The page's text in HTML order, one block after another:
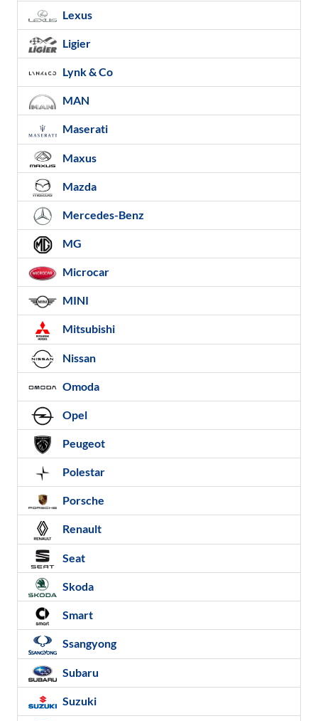
Lexus
Ligier
Lynk & Co
MAN
Maserati
Maxus
Mazda
Mercedes-Benz
MG
Microcar
MINI
Mitsubishi
Nissan
Omoda
Opel
Peugeot
Polestar
Porsche
Renault
Seat
Skoda
Smart
Ssangyong
Subaru
Suzuki